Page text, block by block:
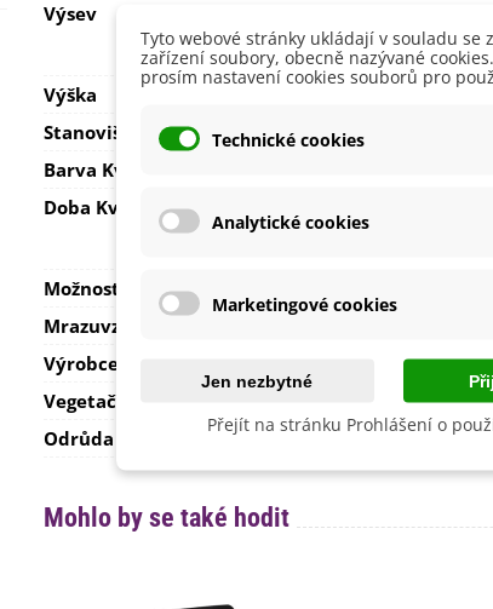
Výsev
Duben
Květen
Výška
Stanoviště
Slunečné
Barva Květů
Doba Kvetení
Srpen
Možnosti Pěstování
Mrazuvzdornost
Výrobce
SemenaOnline
Vegetační Doba
Odrůda
Nehybridní
Mohlo by se také hodit
Tyto webové stránky ukládají v souladu se
zařízení soubory, obecně nazývané
prosím nastavení cookies souborů pro
Technické cookies
Analytické cookies
Marketingové cookies
Jen nezbytné
Přejít na stránku Prohlášení o